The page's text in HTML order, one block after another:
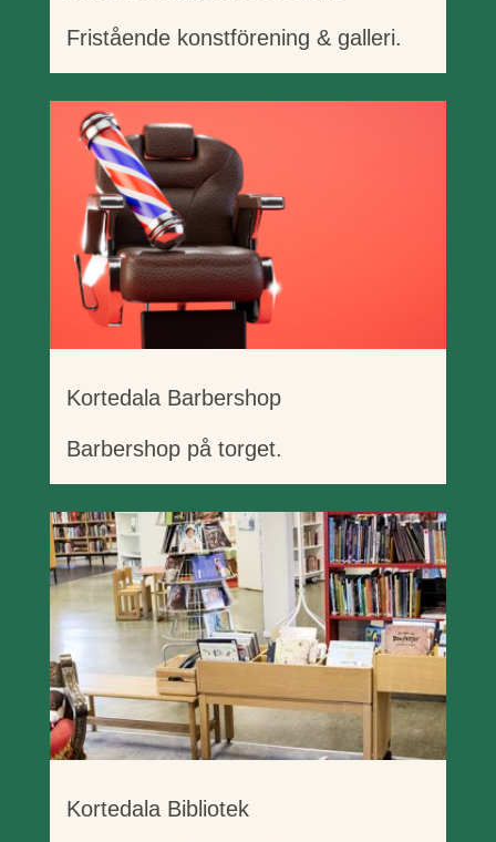
Fristående konstförening & galleri.
Kortedala Barbershop
Barbershop på torget.
Kortedala Bibliotek